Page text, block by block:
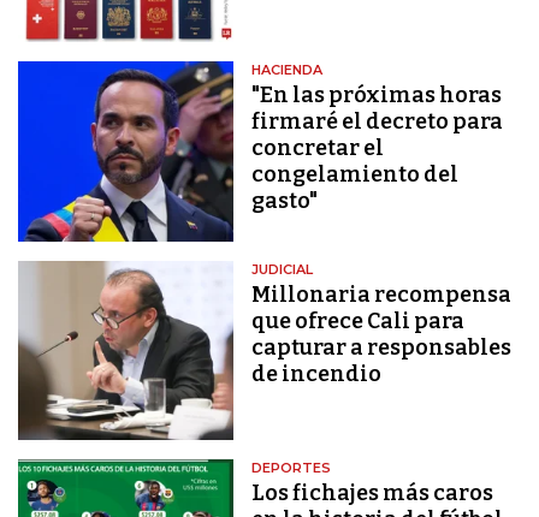
HACIENDA
"En las próximas horas
firmaré el decreto para
concretar el
congelamiento del
gasto"
JUDICIAL
Millonaria recompensa
que ofrece Cali para
capturar a responsables
de incendio
DEPORTES
Los fichajes más caros